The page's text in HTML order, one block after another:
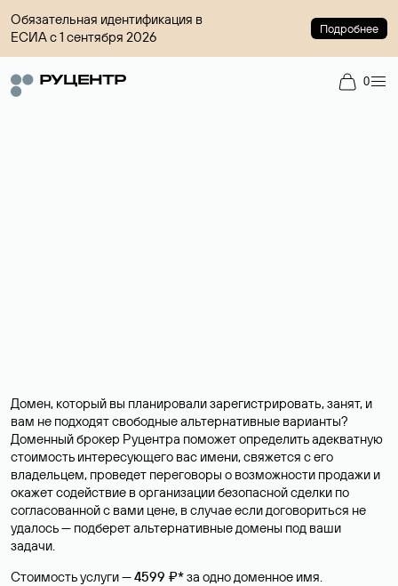
Обязательная идентификация в
ЕСИА с 1 сентября 2026
Подробнее
0
Домен, который вы планировали зарегистрировать, занят, и
вам не подходят свободные альтернативные варианты?
Доменный брокер Руцентра поможет определить адекватную
стоимость интересующего вас имени, свяжется с его
владельцем, проведет переговоры о возможности продажи и
окажет содействие в организации безопасной сделки по
согласованной с вами цене, в случае если договориться не
удалось — подберет альтернативные домены под ваши
задачи.
Стоимость услуги —4599 ₽*за одно доменное имя.